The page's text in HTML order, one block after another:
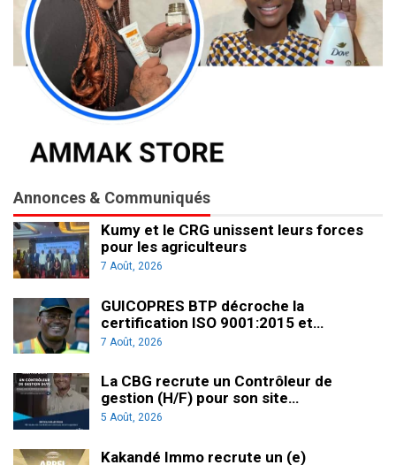
Annonces & Communiqués
Kumy et le CRG unissent leurs forces
pour les agriculteurs
7 Août, 2026
GUICOPRES BTP décroche la
certification ISO 9001:2015 et…
7 Août, 2026
La CBG recrute un Contrôleur de
gestion (H/F) pour son site…
5 Août, 2026
Kakandé Immo recrute un (e)